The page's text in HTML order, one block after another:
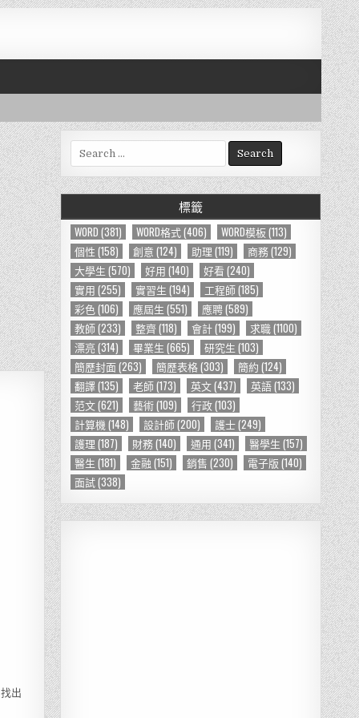
出
e
a
r
h
f
o
r
標籤
WORD (381) WORD格式(406) WORD模板(113)
個性 (158) 創意 (124) 助理 (119) 商務(129)
大學生 (570) 好用 (140) 好看 (240)
實用 (255) 實習生 (194) 工程師(185)
彩色(106) 應屆生 (551) 應聘(589)
教師(233) 整齊(118) 會計(199) 求職(1100)
漂亮 (314) 畢業生 (665) 研究生 (103)
簡歷封面(263) 簡歷表格(303) 簡約 (124)
翻譯(135) 老師(173) 英文(437) 英語(133)
范文(621) 藝術(109) 行政(103)
計算機 (148) 設計師(200) 護士(249)
護理 (187) 財務(140) 通用 (341) 醫學生 (157)
醫生 (181) 金融 (151) 銷售 (230) 電子版 (140)
面試(338)